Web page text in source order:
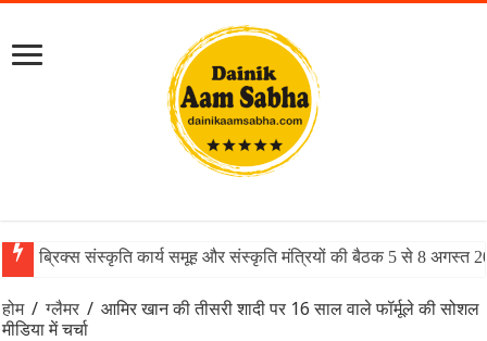
ब्रिक्स संस्कृति कार्य समूह और संस्कृति मंत्रियों की बैठक 5 से 8 अगस्त
होम / ग्लैमर / आमिर खान की तीसरी शादी पर 16 साल वाले फॉर्मूले की सोशल
मीडिया में चर्चा